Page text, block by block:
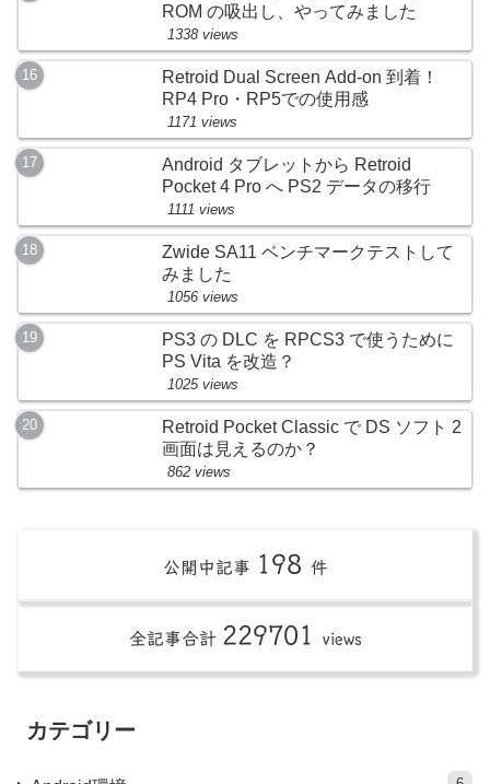
ROM の吸出し、やってみました
1338 views
Retroid Dual Screen Add-on 到着！
RP4 Pro・RP5での使用感
1171 views
Android タブレットから Retroid
Pocket 4 Pro へ PS2 データの移行
1111 views
Zwide SA11 ベンチマークテストして
みました
1056 views
PS3 の DLC を RPCS3 で使うために
PS Vita を改造？
1025 views
Retroid Pocket Classic で DS ソフト 2
画面は見えるのか？
862 views
公開中記事 198 件
全記事合計 229701 views
カテゴリー